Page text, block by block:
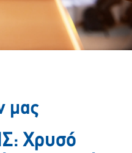
μας
Χρυσό